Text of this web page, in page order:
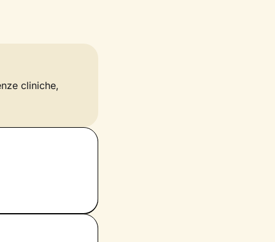
cliniche,